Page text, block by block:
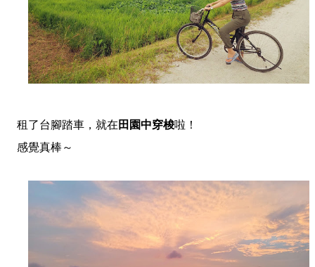
租了台腳踏車，就在田園中穿梭啦！
感覺真棒～